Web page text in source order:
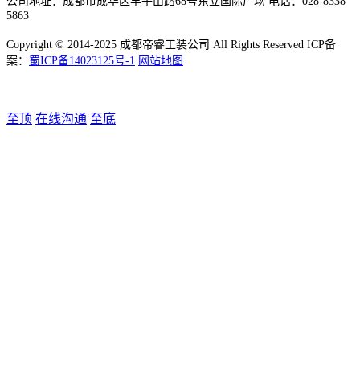
5863
Copyright © 2014-2025 成都帝睿工装公司 All Rights Reserved ICP备
案： 蜀ICP备14023125号-1 网站地图
至顶 在线沟通 至底